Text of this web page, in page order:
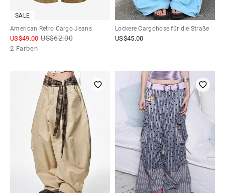
SALE
American Retro Cargo Jeans
US$49.00 US$62.00
2 Farben
Lockere Cargohose für die Straße
US$45.00